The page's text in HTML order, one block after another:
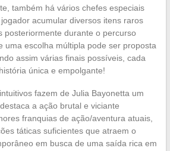
também há vários chefes especiais
acumular diversos itens raros
posteriormente durante o percurso
uma escolha múltipla pode ser proposta
assim várias finais possíveis, cada
única e empolgante!
fazem de Julia Bayonetta um
a ação brutal e viciante
franquias de ação/aventura atuais,
táticas suficientes que atraem o
em busca de uma saída rica em